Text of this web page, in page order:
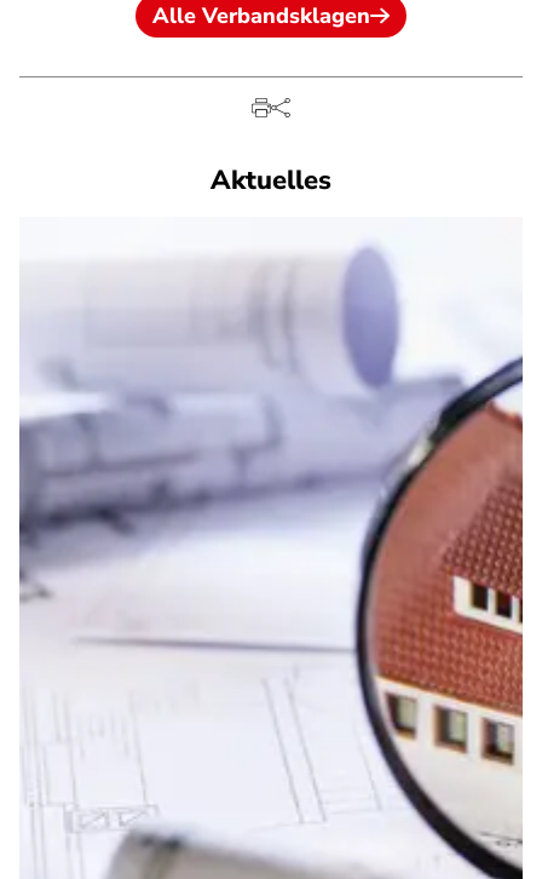
Alle Verbandsklagen
Aktuelles